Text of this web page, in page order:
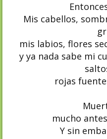
Mis cabellos,
mis labios, flores
y ya nada sabe mi
rojas
mucho
Y sin